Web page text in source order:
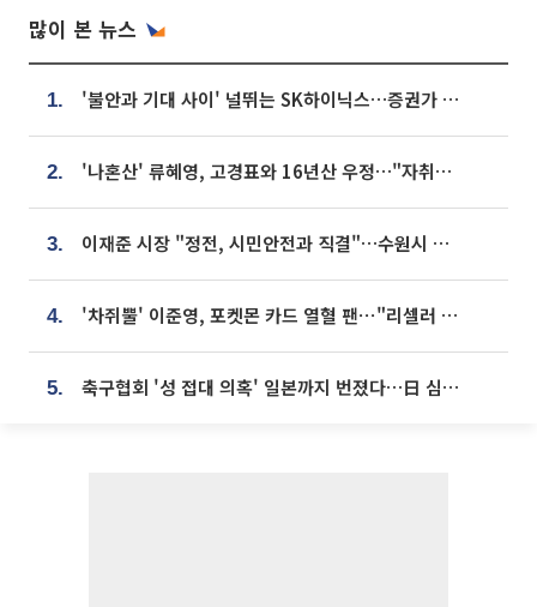
많이 본 뉴스
1. '불안과 기대 사이' 널뛰는 SK하이닉스…증권가 "HBM4·LTA 기반 펀터멘털 견고"
2. '나혼산' 류혜영, 고경표와 16년산 우정…"자취방서 부모님과 마주쳐"
3. 이재준 시장 "정전, 시민안전과 직결"…수원시 비상대응체계 가동
4. '차쥐뿔' 이준영, 포켓몬 카드 열혈 팬⋯"리셀러 처단할 것"
5. 축구협회 '성 접대 의혹' 일본까지 번졌다…日 심판 실명 공개